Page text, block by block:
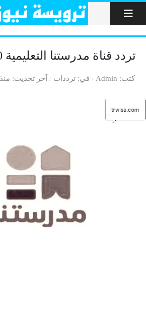
التخطي إلى المحتوى
تردد قناة مدرستنا التعليمية 2020 الجديدة
كتب Admin في ترددات آخر تحديث منذ 6 سنوات